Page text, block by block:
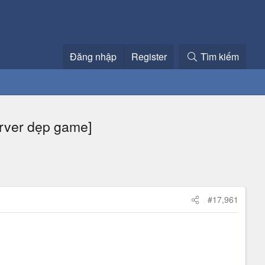
Đăng nhập Register Tìm kiếm
dẹp game]
#17,961